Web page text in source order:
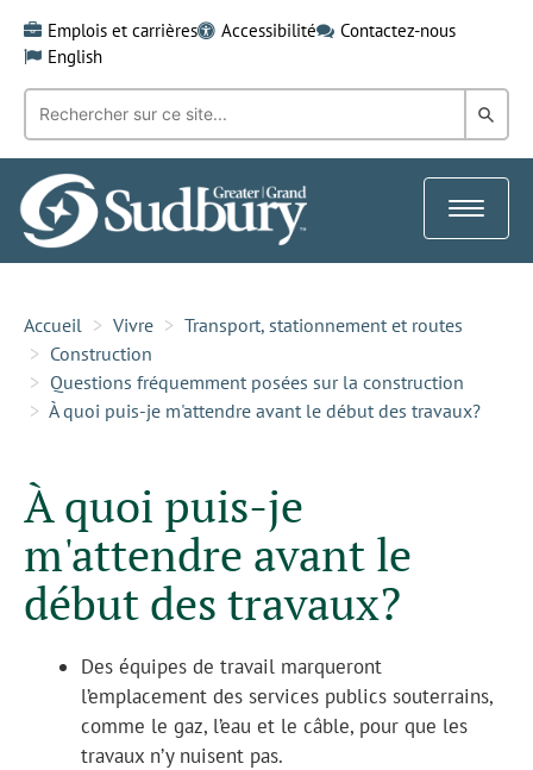
content
Emplois et carrières Accessibilité
Contactez-nous
English
Recherche
mot-
clé:
dans
Toggle
Accueil Vivre
Transport, stationnement et routes
Construction
Questions fréquemment posées sur la construction
À quoi puis-je m'attendre avant le début des travaux?
À quoi puis-je
m'attendre avant le
début des travaux?
Des équipes de travail marqueront
l’emplacement des services publics souterrains,
comme le gaz, l’eau et le câble, pour que les
travaux n’y nuisent pas.